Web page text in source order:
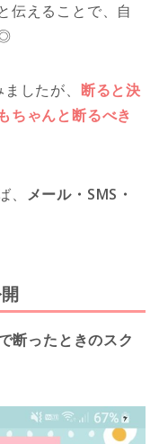
伝えることで、自
したが、 断ると決
ちゃんと断るべき
メール・SMS・
断ったときのスク